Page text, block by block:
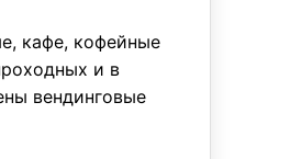
кафе, кофейные
и в
вендинговые